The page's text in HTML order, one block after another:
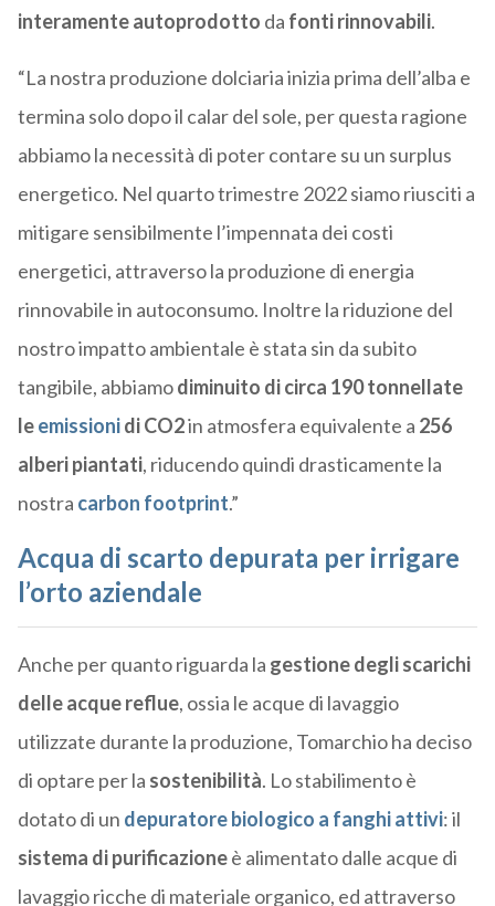
interamente autoprodotto da fonti rinnovabili.
“La nostra produzione dolciaria inizia prima dell’alba e
termina solo dopo il calar del sole, per questa ragione
abbiamo la necessità di poter contare su un surplus
energetico. Nel quarto trimestre 2022 siamo riusciti a
mitigare sensibilmente l’impennata dei costi
energetici, attraverso la produzione di energia
rinnovabile in autoconsumo. Inoltre la riduzione del
nostro impatto ambientale è stata sin da subito
tangibile, abbiamodiminuito di circa 190 tonnellate
leemissionidi CO2in atmosfera equivalente a 256
alberi piantati, riducendo quindi drasticamente la
nostra carbon footprint.”
Acqua di scarto depurata per irrigare
l’orto aziendale
Anche per quanto riguarda la gestione degli scarichi
delle acquereflue, ossia le acque di lavaggio
utilizzate durante la produzione, Tomarchio ha deciso
di optare per la sostenibilità. Lo stabilimento è
dotato di un depuratore biologico a fanghi attivi: il
sistema di purificazioneè alimentato dalle acque di
lavaggio ricche di materiale organico, ed attraverso